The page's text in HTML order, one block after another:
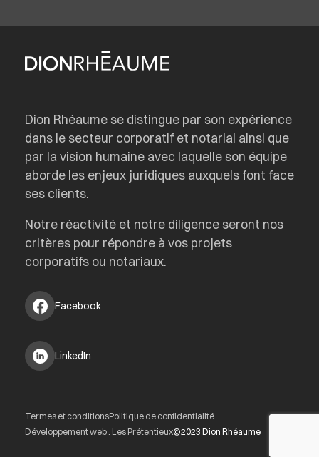
Dion Rhéaume se distingue par son expérience
dans le secteur corporatif et notarial ainsi que
par la vision humaine avec laquelle son équipe
aborde les enjeux juridiques auxquels font face
ses clients.
Notre réactivité et notre diligence seront nos
critères pour répondre à vos projets
corporatifs ou notariaux.
Facebook
LinkedIn
Termes et conditionsPolitique de confidentialité
Développement web : Les Prétentieux©2023 Dion Rhéaume